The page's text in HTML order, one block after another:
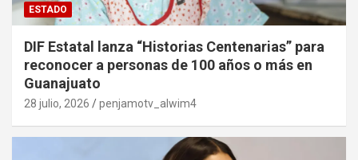
ESTADO
DIF Estatal lanza “Historias Centenarias” para
reconocer a personas de 100 años o más en
Guanajuato
28 julio, 2026 penjamotv_alwim4